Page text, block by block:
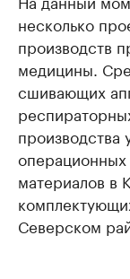
несколько
производств
медицины.
сшивающих
производства
материалов в
Северском